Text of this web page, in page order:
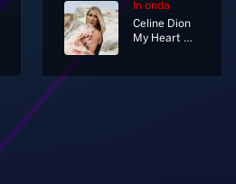
In onda
Celine Dion
My Heart Will Go On [Love Theme From "titanic"]